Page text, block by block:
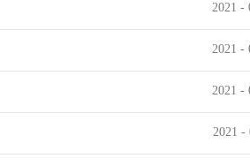
2021 -
2021 -
2021 -
2021 -